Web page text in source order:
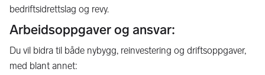
bedriftsidrettslag og revy.
Arbeidsoppgaver og ansvar:
Du vil bidra til både nybygg, reinvestering og driftsoppgaver,
med blant annet: